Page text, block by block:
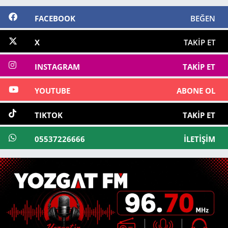
FACEBOOK BEĞEN
X TAKIP ET
INSTAGRAM TAKIP ET
YOUTUBE ABONE OL
TIKTOK TAKIP ET
05537226666 İLETIŞIM